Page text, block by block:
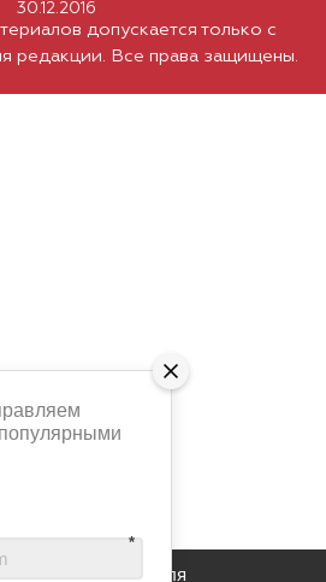
допускается только с
редакции. Все права защищены.
30.12.2016
*
Яндекс Метрика для